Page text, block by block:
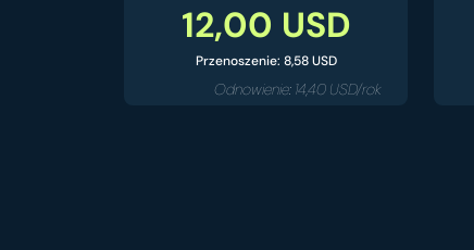
12,00 USD
Przenoszenie: 8,58 USD
Odnowienie: 14,40 USD/rok